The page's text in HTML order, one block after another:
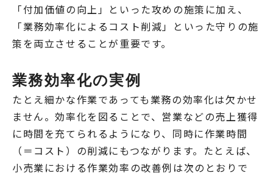
「付加価値の向上」といった攻めの施策に加え、
「業務効率化によるコスト削減」といった守りの施
策を両立させることが重要です。
業務効率化の実例
たとえ細かな作業であっても業務の効率化は欠かせ
ません。効率化を図ることで、営業などの売上獲得
に時間を充てられるようになり、同時に作業時間
（＝コスト）の削減にもつながります。たとえば、
小売業における作業効率の改善例は次のとおりで